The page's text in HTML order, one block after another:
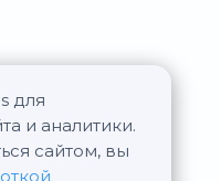
для
и аналитики.
сайтом, вы